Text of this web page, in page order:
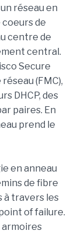
réseau en
de
centre de
central.
Secure
(FMC),
DHCP, des
paires. En
prend le
en anneau
de fibre
à travers les
of failure.
armoires